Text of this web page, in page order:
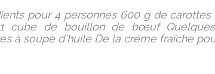
pour 4 personnes 600 g de
cube de bouillon de bœuf
à soupe d'huile De la crème fraîche